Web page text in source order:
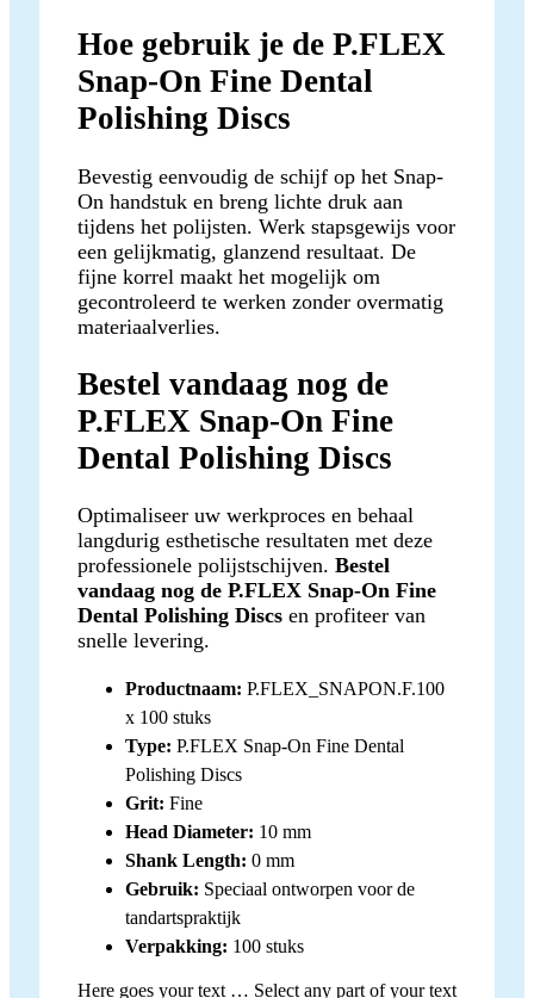
Hoe gebruik je de P.FLEX
Snap-On Fine Dental
Polishing Discs
Bevestig eenvoudig de schijf op het Snap-
On handstuk en breng lichte druk aan
tijdens het polijsten. Werk stapsgewijs voor
een gelijkmatig, glanzend resultaat. De
fijne korrel maakt het mogelijk om
gecontroleerd te werken zonder overmatig
materiaalverlies.
Bestel vandaag nog de
P.FLEX Snap-On Fine
Dental Polishing Discs
Optimaliseer uw werkproces en behaal
langdurig esthetische resultaten met deze
professionele polijstschijven. Bestel
vandaag nog de P.FLEX Snap-On Fine
Dental Polishing Discs en profiteer van
snelle levering.
Productnaam: P.FLEX_SNAPON.F.100
x 100 stuks
Type: P.FLEX Snap-On Fine Dental
Polishing Discs
Grit: Fine
Head Diameter: 10 mm
Shank Length: 0 mm
Gebruik: Speciaal ontworpen voor de
tandartspraktijk
Verpakking: 100 stuks
Here goes your text … Select any part of your text